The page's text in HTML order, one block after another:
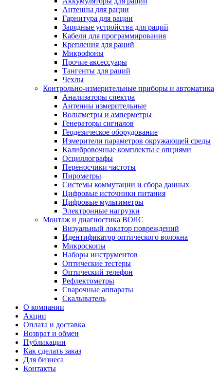
Антенны для рации
Гарнитура для рации
Зарядные устройства для раций
Кабели для программирования
Крепления для раций
Микрофоны
Прочие аксессуары
Тангенты для раций
Чехлы
Контрольно-измерительные приборы и автоматика
Анализаторы спектра
Антенны измерительные
Вольтметры и амперметры
Генераторы сигналов
Геодезическое оборудование
Измерители параметров окружающей среды
Калибровочные комплекты с опциями
Осциллографы
Переносчики частоты
Пирометры
Системы коммутации и сбора данных
Цифровые источники питания
Цифровые мультиметры
Электронные нагрузки
Монтаж и диагностика ВОЛС
Визуальный локатор повреждений
Идентификатор оптического волокна
Микроскопы
Наборы инструментов
Оптические тестеры
Оптический телефон
Рефлектометры
Сварочные аппараты
Скалыватель
О компании
Акции
Оплата и доставка
Возврат и обмен
Публикации
Как сделать заказ
Для бизнеса
Контакты